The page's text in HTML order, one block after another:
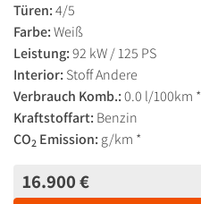
Türen:4/5
Farbe:Weiß
Leistung:92 kW / 125 PS
Interior: Stoff Andere
Verbrauch Komb.:0.0 l/100km *
Kraftstoffart: Benzin
CO2 Emission: g/km *
16.900 €